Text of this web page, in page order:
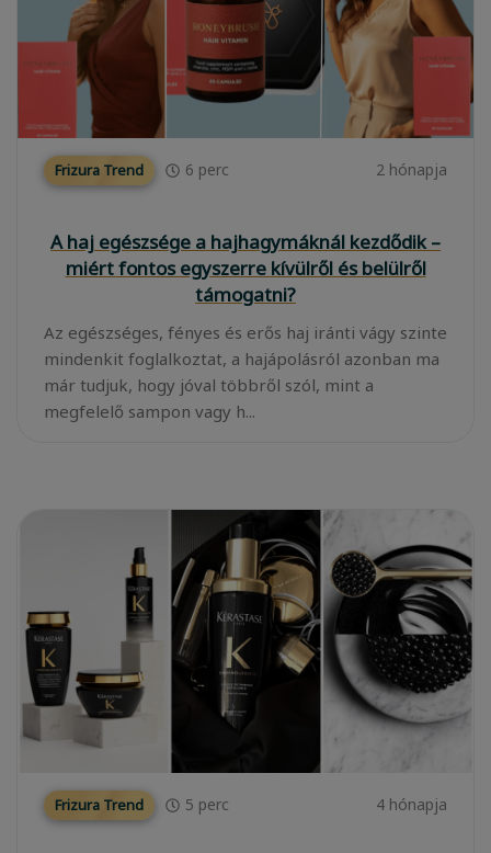
Frizura Trend 6 perc 2 hónapja
A haj egészsége a hajhagymáknál kezdődik –
miért fontos egyszerre kívülről és belülről
támogatni?
Az egészséges, fényes és erős haj iránti vágy szinte
mindenkit foglalkoztat, a hajápolásról azonban ma
már tudjuk, hogy jóval többről szól, mint a
megfelelő sampon vagy h...
Frizura Trend 5 perc 4 hónapja